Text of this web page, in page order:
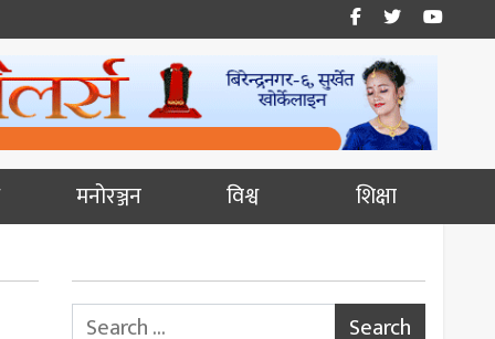
मनोरञ्जन विश्व शिक्षा
Search for: